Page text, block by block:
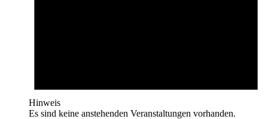
Hinweis
Es sind keine anstehenden Veranstaltungen vorhanden.